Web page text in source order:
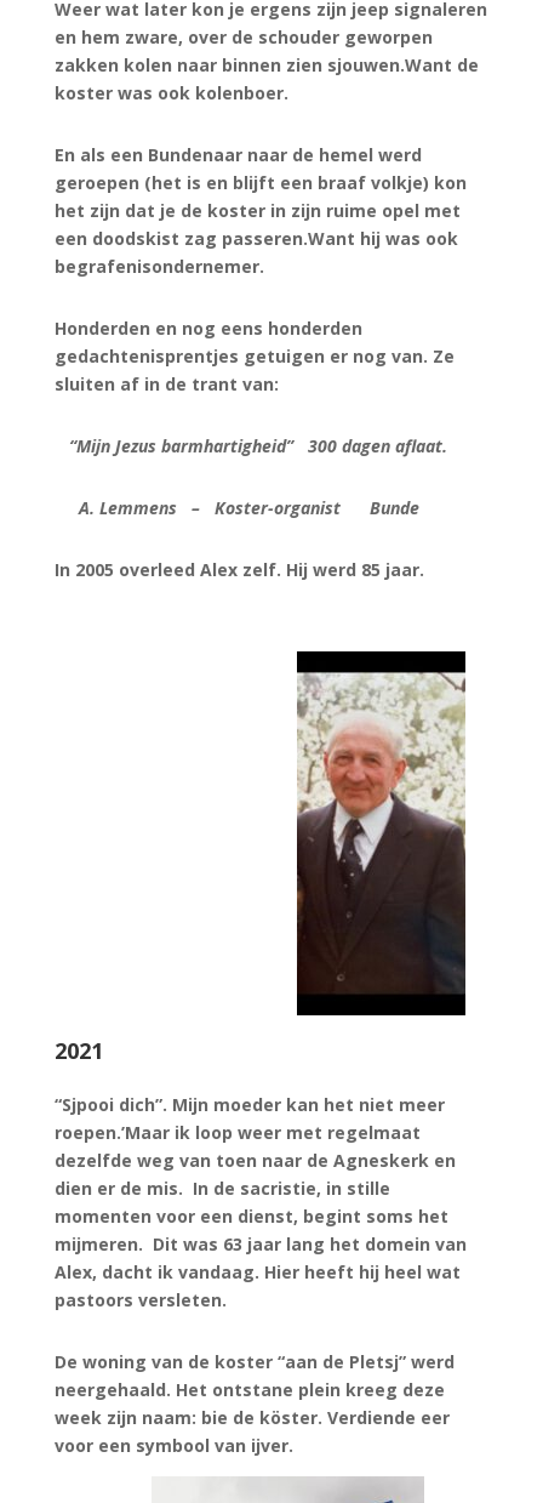
Weer wat later kon je ergens zijn jeep signaleren
en hem zware, over de schouder geworpen
zakken kolen naar binnen zien sjouwen.Want de
koster was ook kolenboer.
En als een Bundenaar naar de hemel werd
geroepen (het is en blijft een braaf volkje) kon
het zijn dat je de koster in zijn ruime opel met
een doodskist zag passeren.Want hij was ook
begrafenisondernemer.
Honderden en nog eens honderden
gedachtenisprentjes getuigen er nog van. Ze
sluiten af in de trant van:
“Mijn Jezus barmhartigheid” 300 dagen aflaat.
A. Lemmens – Koster-organist Bunde
In 2005 overleed Alex zelf. Hij werd 85 jaar.
2021
“Sjpooi dich”. Mijn moeder kan het niet meer
roepen.’Maar ik loop weer met regelmaat
dezelfde weg van toen naar de Agneskerk en
dien er de mis. In de sacristie, in stille
momenten voor een dienst, begint soms het
mijmeren. Dit was 63 jaar lang het domein van
Alex, dacht ik vandaag. Hier heeft hij heel wat
pastoors versleten.
De woning van de koster “aan de Pletsj” werd
neergehaald. Het ontstane plein kreeg deze
week zijn naam: bie de köster. Verdiende eer
voor een symbool van ijver.